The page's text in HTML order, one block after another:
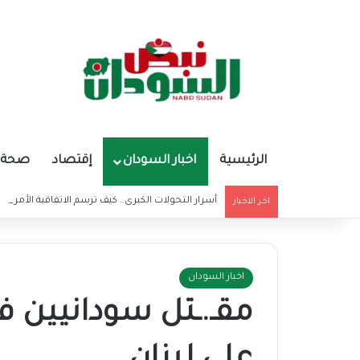
الرئيسية اخبار السودان إقتصاد صحة
اخر الاخبار أسرار التحولات الكبرى.. كيف ترسم الاتفاقية
اخبار السودان
مقـ.ـتل سودانيين